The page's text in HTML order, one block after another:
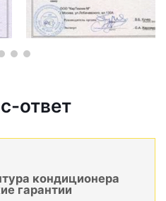
ответ
кондиционера
гарантии